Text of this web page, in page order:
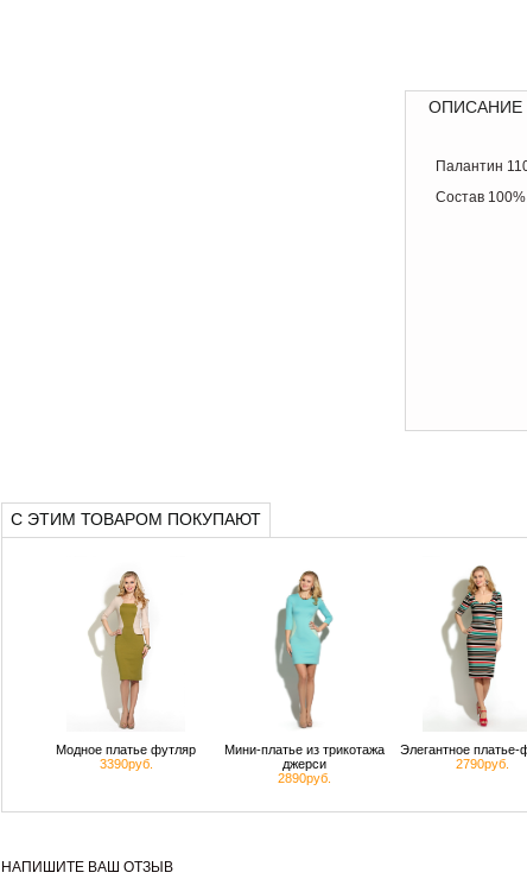
ОПИСАНИЕ
Палантин
Состав
С ЭТИМ ТОВАРОМ ПОКУПАЮТ
Модное платье футляр
3390руб.
Мини-платье из трикотажа
джерси
2890руб.
Элегантное платье-
2790руб.
НАПИШИТЕ ВАШ ОТЗЫВ